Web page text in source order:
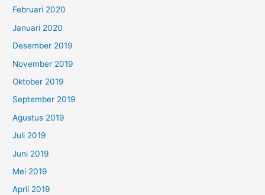
Februari 2020
Januari 2020
Desember 2019
November 2019
Oktober 2019
September 2019
Agustus 2019
Juli 2019
Juni 2019
Mei 2019
April 2019